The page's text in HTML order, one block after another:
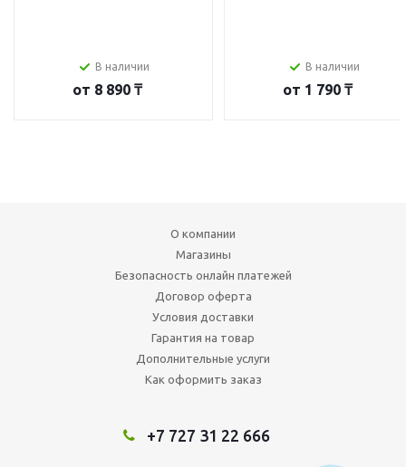
В наличии
от 8 890 ₸
В наличии
от 1 790 ₸
О компании
Магазины
Безопасность онлайн платежей
Договор оферта
Условия доставки
Гарантия на товар
Дополнительные услуги
Как оформить заказ
+7 727 31 22 666